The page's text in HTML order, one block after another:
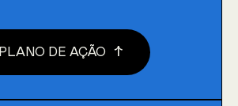
PLANO DE AÇÃO ↑